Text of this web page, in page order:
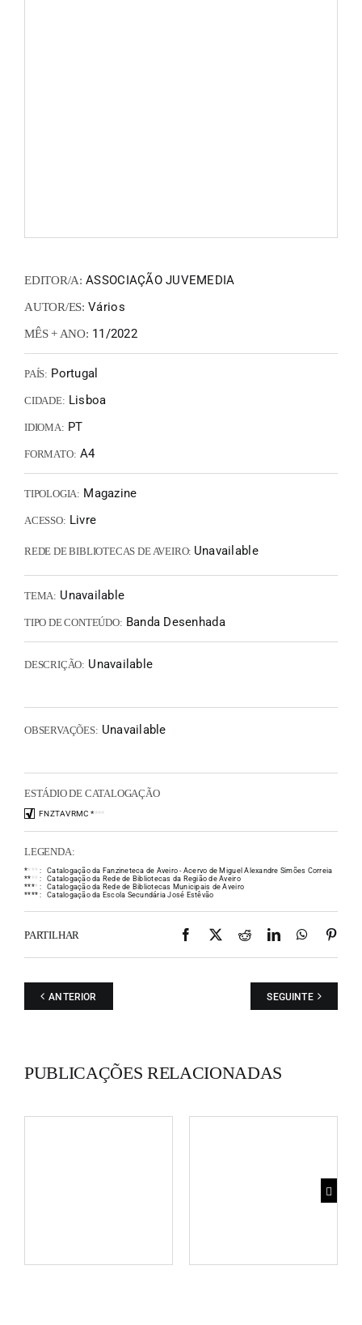
EDITOR/A: ASSOCIAÇÃO JUVEMEDIA
AUTOR/ES: Vários
MÊS + ANO: 11/2022
PAÍS: Portugal
CIDADE: Lisboa
IDIOMA: PT
FORMATO: A4
TIPOLOGIA: Magazine
ACESSO: Livre
REDE DE BIBLIOTECAS DE AVEIRO: Unavailable
TEMA: Unavailable
TIPO DE CONTEÚDO: Banda Desenhada
DESCRIÇÃO: Unavailable
OBSERVAÇÕES: Unavailable
ESTÁDIO DE CATALOGAÇÃO
FNZTAVRMC ****
LEGENDA:
** * * :
Catalogação da Fanzineteca de Aveiro - Acervo de Miguel Alexandre Simões Correia
** * * :
Catalogação da Rede de Bibliotecas da Região de Aveiro
**** :
Catalogação da Rede de Bibliotecas Municipais de Aveiro
**** : Catalogação da Escola Secundária José Estêvão
PARTILHAR Facebook
X RedditLinkedIn
ANTERIOR SEGUINTE
PUBLICAÇÕES RELACIONADAS